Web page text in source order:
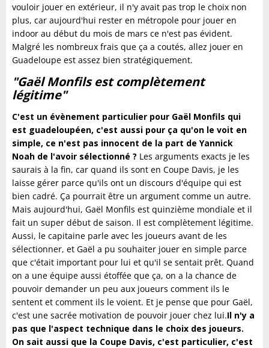
vouloir jouer en extérieur, il n'y avait pas trop le choix non
plus, car aujourd'hui rester en métropole pour jouer en
indoor au début du mois de mars ce n'est pas évident.
Malgré les nombreux frais que ça a coutés, allez jouer en
Guadeloupe est assez bien stratégiquement.
"Gaël Monfils est complètement
légitime"
C'est un évènement particulier pour Gaël Monfils qui
est guadeloupéen, c'est aussi pour ça qu'on le voit en
simple, ce n'est pas innocent de la part de Yannick
Noah de l'avoir sélectionné ? Les arguments exacts je les
saurais à la fin, car quand ils sont en Coupe Davis, je les
laisse gérer parce qu'ils ont un discours d'équipe qui est
bien cadré. Ça pourrait être un argument comme un autre.
Mais aujourd'hui, Gaël Monfils est quinzième mondiale et il
fait un super début de saison. Il est complètement légitime.
Aussi, le capitaine parle avec les joueurs avant de les
sélectionner, et Gaël a pu souhaiter jouer en simple parce
que c'était important pour lui et qu'il se sentait prêt. Quand
on a une équipe aussi étoffée que ça, on a la chance de
pouvoir demander un peu aux joueurs comment ils le
sentent et comment ils le voient. Et je pense que pour Gaël,
c'est une sacrée motivation de pouvoir jouer chez lui.Il n'y a
pas que l'aspect technique dans le choix des joueurs.
On sait aussi que la Coupe Davis, c'est particulier, c'est